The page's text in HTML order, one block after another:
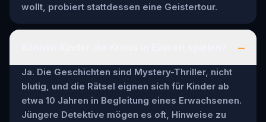
wollt, probiert stattdessen eine Geistertour.
–
Ja. Die Geschichten sind Mystery-Thriller, nicht
blutig, und die Rätsel eignen sich für Kinder ab
etwa 10 Jahren in Begleitung eines Erwachsenen.
Jüngere Detektive mögen es oft, Hinweise zu